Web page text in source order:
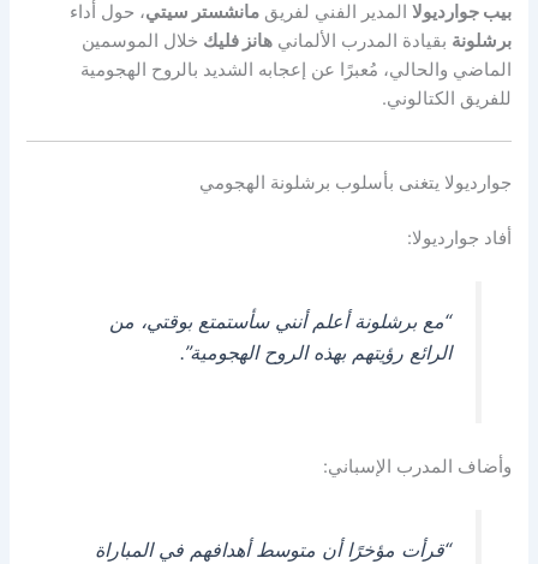
بيب جوارديولا المدير الفني لفريقمانشستر سيتي، حول أداء
برشلونة بقيادة المدرب الألمانيهانز فليك خلال الموسمين
الماضي والحالي، مُعبرًا عن إعجابه الشديد بالروح الهجومية
للفريق الكتالوني.
جوارديولا يتغنى بأسلوب برشلونة الهجومي
أفاد جوارديولا:
“مع برشلونة أعلم أنني سأستمتع بوقتي، من
الرائع رؤيتهم بهذه الروح الهجومية”.
وأضاف المدرب الإسباني:
“قرأت مؤخرًا أن متوسط أهدافهم في المباراة